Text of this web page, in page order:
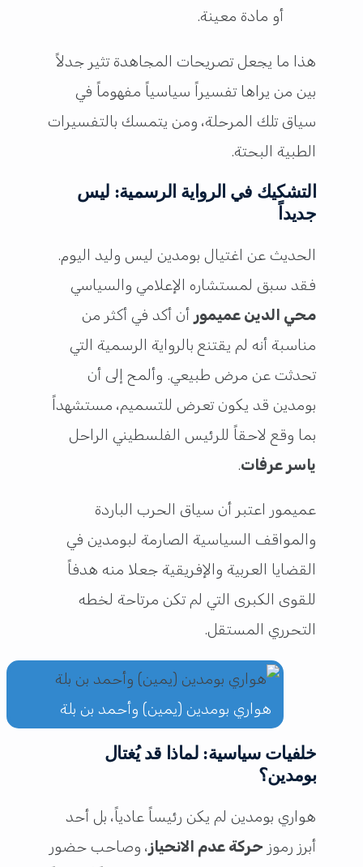
أو مادة معينة.
هذا ما يجعل تصريحات المجاهدة تثير جدلاً
بين من يراها تفسيراً سياسياً مفهوماً في
سياق تلك المرحلة، ومن يتمسك بالتفسيرات
الطبية البحتة.
التشكيك في الرواية الرسمية: ليس
جديداً
الحديث عن اغتيال بومدين ليس وليد اليوم.
فقد سبق لمستشاره الإعلامي والسياسي
محي الدين عميمور أن أكد في أكثر من
مناسبة أنه لم يقتنع بالرواية الرسمية التي
تحدثت عن مرض طبيعي. وألمح إلى أن
بومدين قد يكون تعرض للتسميم، مستشهداً
بما وقع لاحقاً للرئيس الفلسطيني الراحل
ياسر عرفات.
عميمور اعتبر أن سياق الحرب الباردة
والمواقف السياسية الصارمة لبومدين في
القضايا العربية والإفريقية جعلا منه هدفاً
للقوى الكبرى التي لم تكن مرتاحة لخطه
التحرري المستقل.
هواري بومدين (يمين) وأحمد بن بلة
خلفيات سياسية: لماذا قد يُغتال
بومدين؟
هواري بومدين لم يكن رئيساً عادياً، بل أحد
أبرز رموز حركة عدم الانحياز ، وصاحب حضور